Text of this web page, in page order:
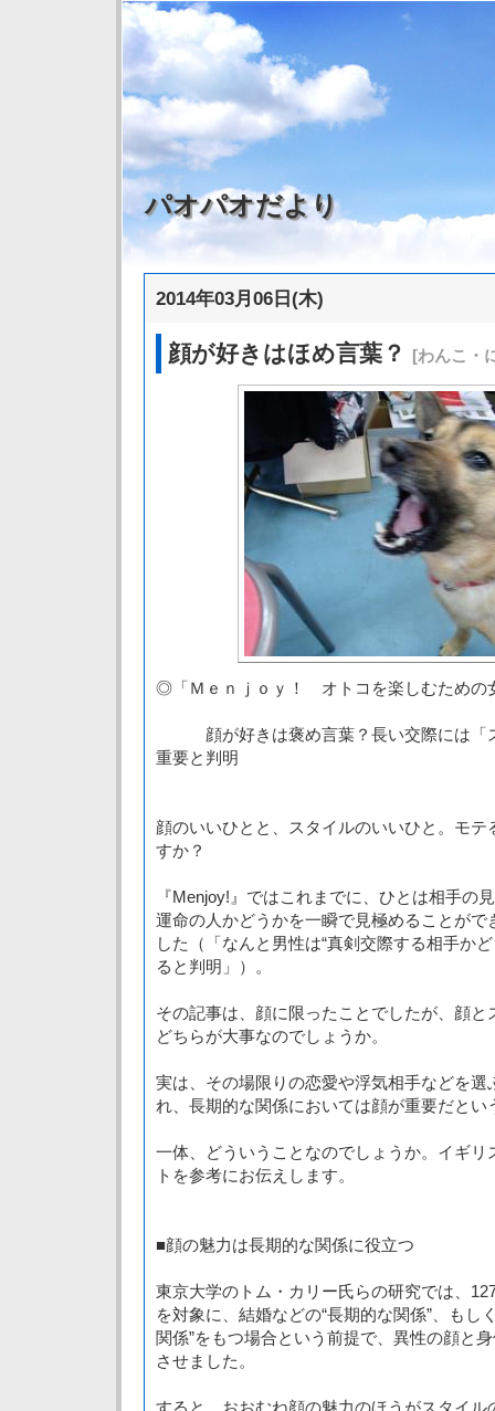
パオパオだより
2014年03月06日(木)
顔が好きはほめ言葉？ [わんこ・
◎「Ｍｅｎｊｏｙ！ オトコを楽しむための
顔が好きは褒め言葉？長い交際には「
重要と判明
顔のいいひとと、スタイルのいいひと。モ
すか？
『Menjoy!』ではこれまでに、ひとは相手の
運命の人かどうかを一瞬で見極めることがで
した（「なんと男性は“真剣交際する相手か
ると判明」）。
その記事は、顔に限ったことでしたが、顔
どちらが大事なのでしょうか。
実は、その場限りの恋愛や浮気相手などを選
れ、長期的な関係においては顔が重要だとい
一体、どういうことなのでしょうか。イギリ
トを参考にお伝えします。
■顔の魅力は長期的な関係に役立つ
東京大学のトム・カリー氏らの研究では、
を対象に、結婚などの“長期的な関係”、もし
関係”をもつ場合という前提で、異性の顔と
させました。
すると、おおむね顔の魅力のほうがスタイル